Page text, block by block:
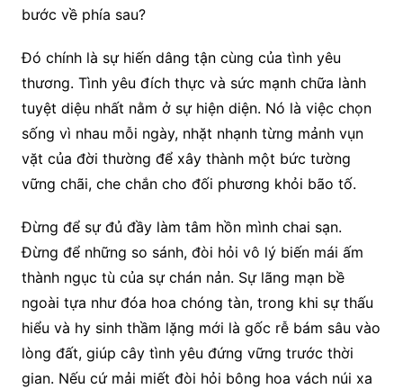
bước về phía sau?
Đó chính là sự hiến dâng tận cùng của tình yêu
thương. Tình yêu đích thực và sức mạnh chữa lành
tuyệt diệu nhất nằm ở sự hiện diện. Nó là việc chọn
sống vì nhau mỗi ngày, nhặt nhạnh từng mảnh vụn
vặt của đời thường để xây thành một bức tường
vững chãi, che chắn cho đối phương khỏi bão tố.
Đừng để sự đủ đầy làm tâm hồn mình chai sạn.
Đừng để những so sánh, đòi hỏi vô lý biến mái ấm
thành ngục tù của sự chán nản. Sự lãng mạn bề
ngoài tựa như đóa hoa chóng tàn, trong khi sự thấu
hiểu và hy sinh thầm lặng mới là gốc rễ bám sâu vào
lòng đất, giúp cây tình yêu đứng vững trước thời
gian. Nếu cứ mải miết đòi hỏi bông hoa vách núi xa